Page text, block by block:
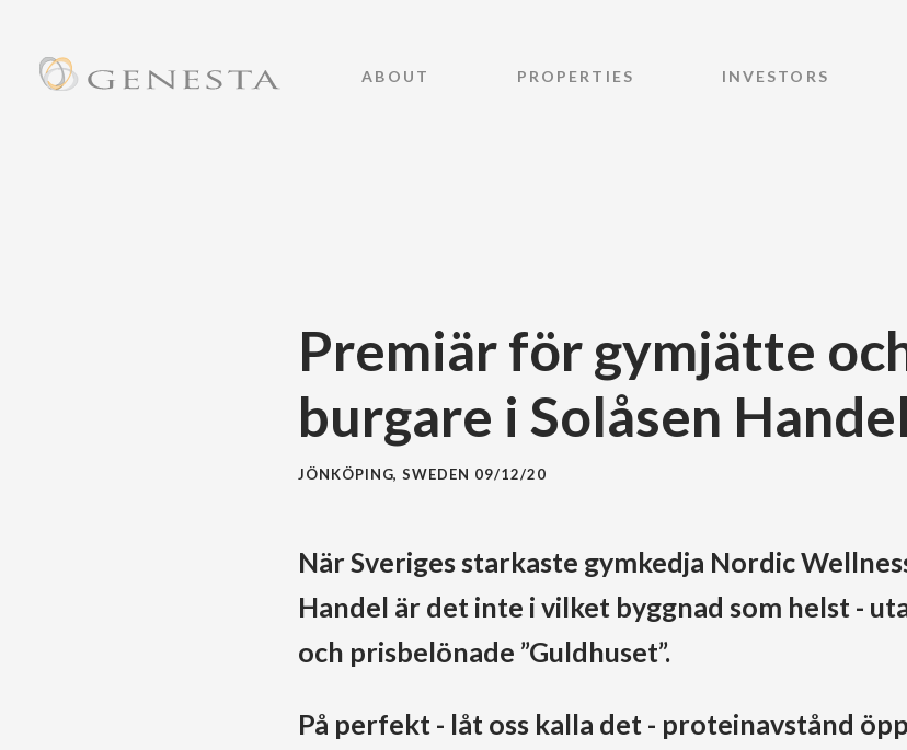
ABOUT PROPERTIES INVESTORS
Premiär för gymjätte
burgare i Solåsen Handel
JÖNKÖPING, SWEDEN 09/12/20
När Sveriges starkaste gymkedja Nordic
Handel är det inte i vilket byggnad som helst -
och prisbelönade ”Guldhuset”.
På perfekt - låt oss kalla det - proteinavstånd